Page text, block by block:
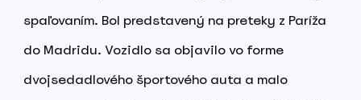
spaľovaním. Bol predstavený na preteky z Paríža
do Madridu. Vozidlo sa objavilo vo forme
dvojsedadlového športového auta a malo